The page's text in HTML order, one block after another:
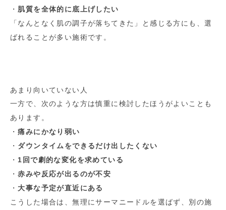
・ 肌質を全体的に底上げしたい
「なんとなく肌の調子が落ちてきた」と感じる方にも、選
ばれることが多い施術です。
あまり向いていない人
一方で、次のような方は慎重に検討したほうがよいことも
あります。
・痛みにかなり弱い
・ ダウンタイムをできるだけ出したくない
・1回で劇的な変化を求めている
・赤みや反応が出るのが不安
・ 大事な予定が直近にある
こうした場合は、無理にサーマニードルを選ばず、別の施